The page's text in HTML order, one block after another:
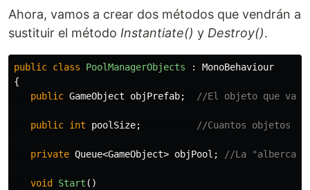
Ahora, vamos a crear dos métodos que vendrán a
sustituir el método Instantiate() y Destroy().
public class PoolManagerObjects :
MonoBehaviour
{
public GameObject objPrefab; //El objeto que
public int poolSize; //Cuantos objetos
private Queue<GameObject> objPool ; //La "alberca"
void Start ()